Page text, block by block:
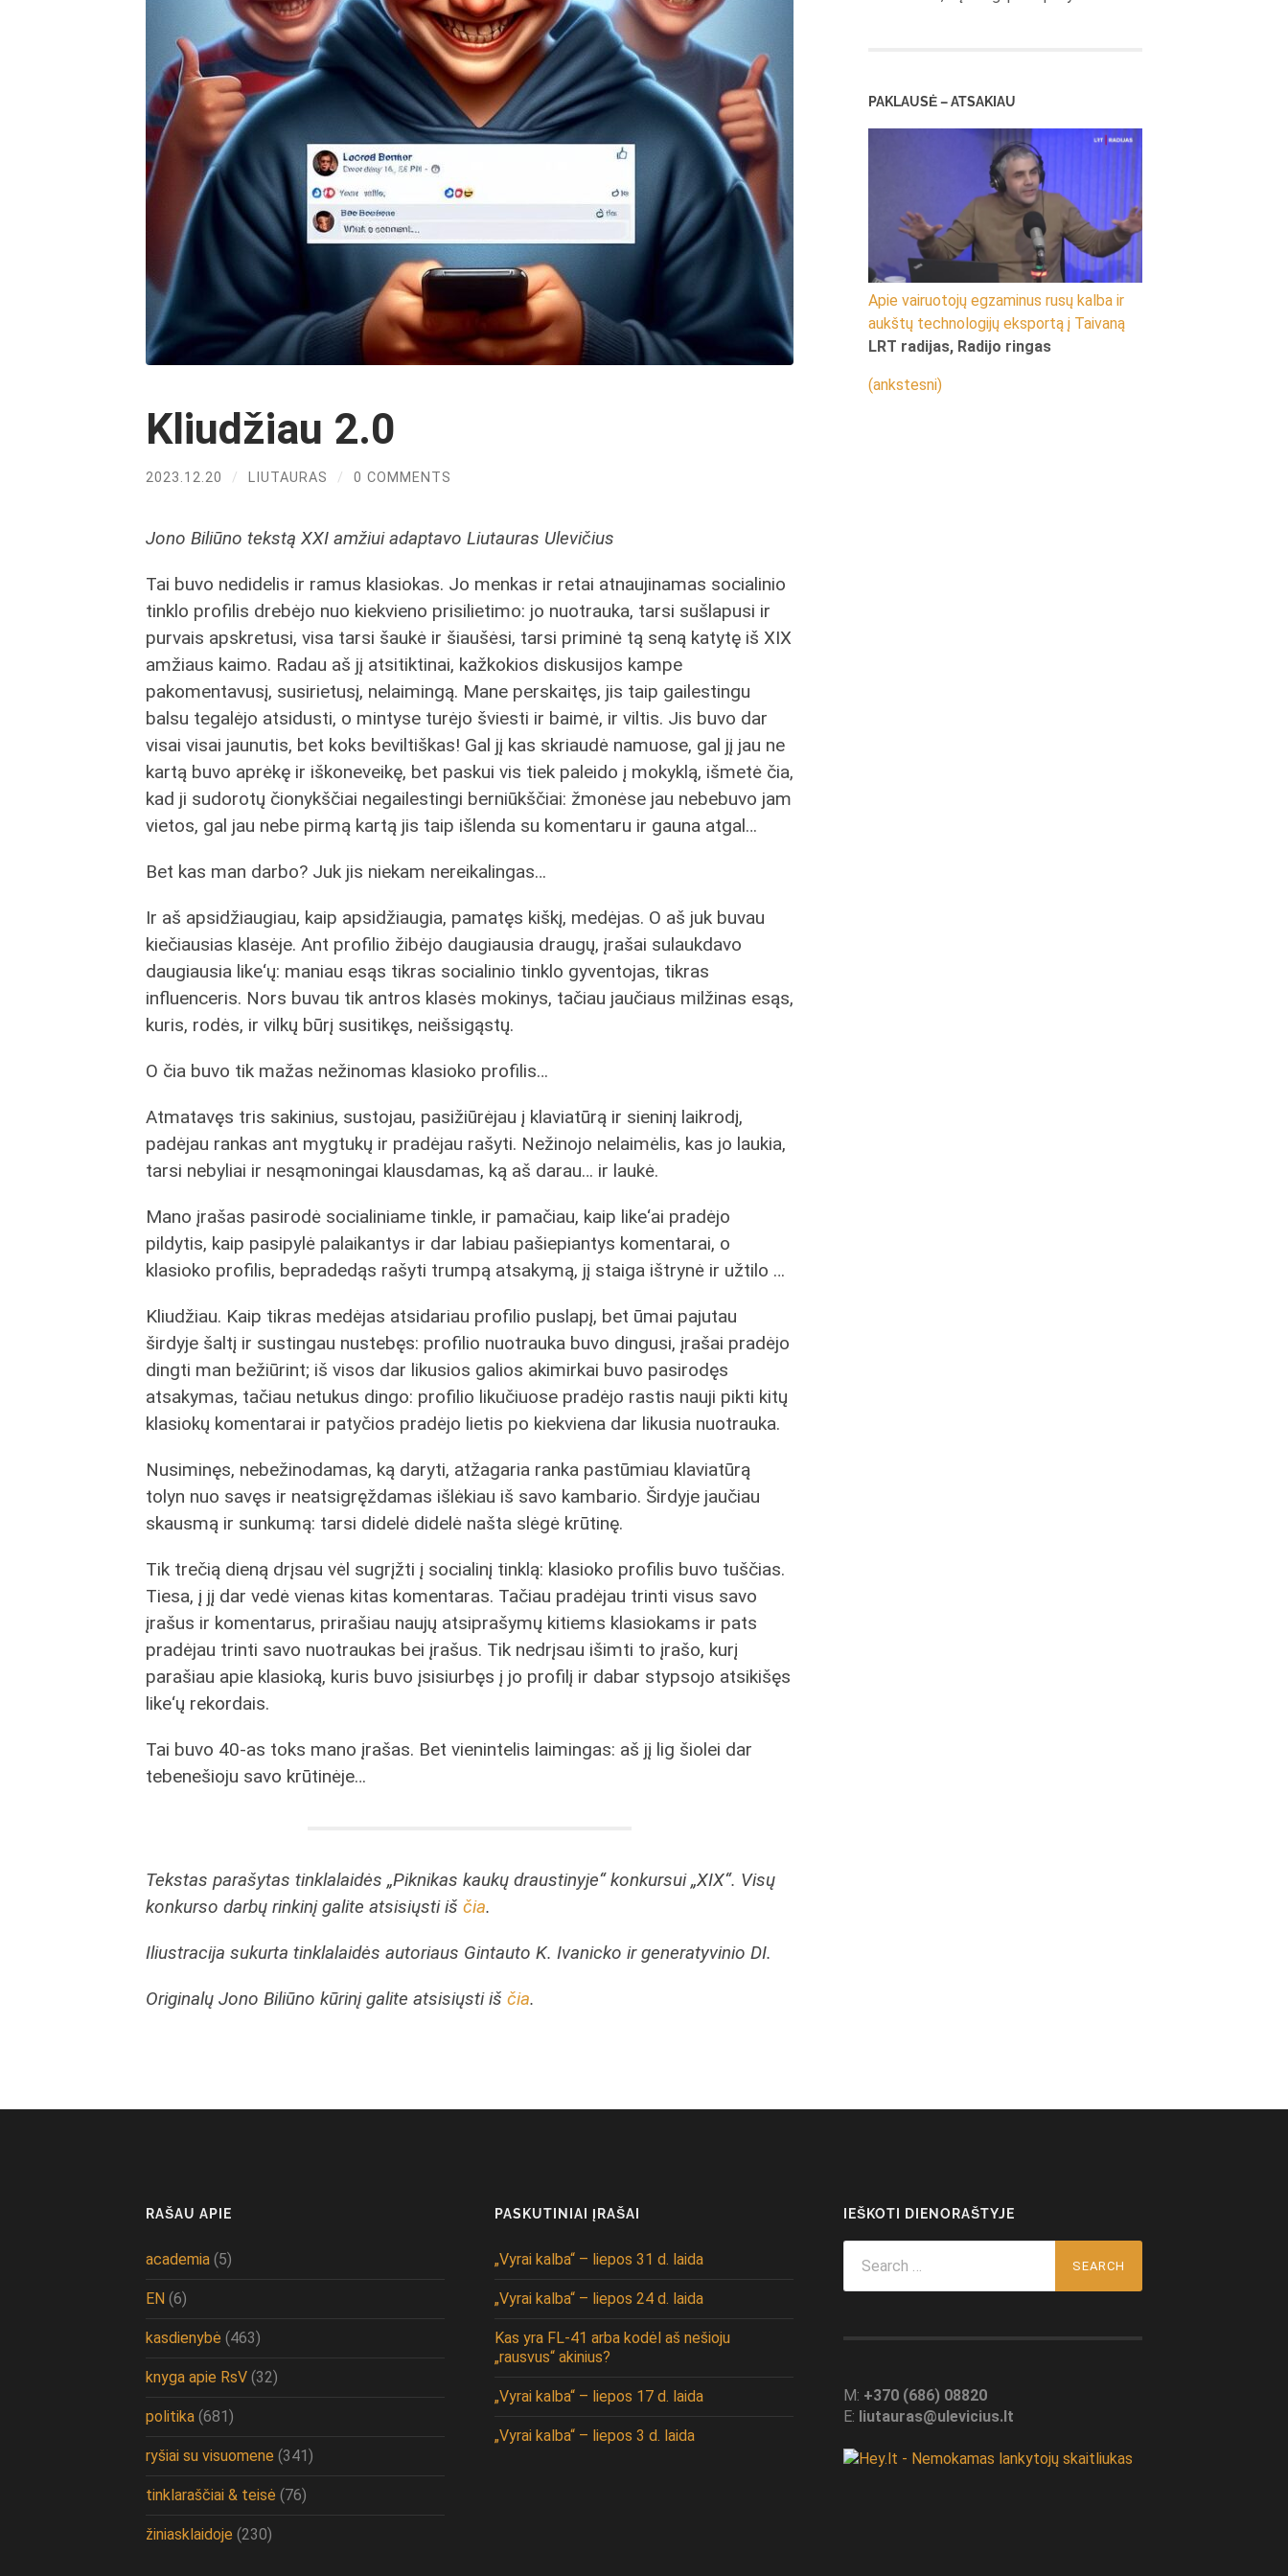
Kliudžiau 2.0
2023.12.20 / LIUTAURAS / 0 COMMENTS
Jono Biliūno tekstą XXI amžiui adaptavo Liutauras Ulevičius
Tai buvo nedidelis ir ramus klasiokas. Jo menkas ir retai atnaujinamas socialinio
tinklo profilis drebėjo nuo kiekvieno prisilietimo: jo nuotrauka, tarsi sušlapusi ir
purvais apskretusi, visa tarsi šaukė ir šiaušėsi, tarsi priminė tą seną katytę iš XIX
amžiaus kaimo. Radau aš jį atsitiktinai, kažkokios diskusijos kampe
pakomentavusį, susirietusį, nelaimingą. Mane perskaitęs, jis taip gailestingu
balsu tegalėjo atsidusti, o mintyse turėjo šviesti ir baimė, ir viltis. Jis buvo dar
visai visai jaunutis, bet koks beviltiškas! Gal jį kas skriaudė namuose, gal jį jau ne
kartą buvo aprėkę ir iškoneveikę, bet paskui vis tiek paleido į mokyklą, išmetė čia,
kad ji sudorotų čionykščiai negailestingi berniūkščiai: žmonėse jau nebebuvo jam
vietos, gal jau nebe pirmą kartą jis taip išlenda su komentaru ir gauna atgal…
Bet kas man darbo? Juk jis niekam nereikalingas…
Ir aš apsidžiaugiau, kaip apsidžiaugia, pamatęs kiškį, medėjas. O aš juk buvau
kiečiausias klasėje. Ant profilio žibėjo daugiausia draugų, įrašai sulaukdavo
daugiausia like‘ų: maniau esąs tikras socialinio tinklo gyventojas, tikras
influenceris. Nors buvau tik antros klasės mokinys, tačiau jaučiaus milžinas esąs,
kuris, rodės, ir vilkų būrį susitikęs, neišsigąstų.
O čia buvo tik mažas nežinomas klasioko profilis…
Atmatavęs tris sakinius, sustojau, pasižiūrėjau į klaviatūrą ir sieninį laikrodį,
padėjau rankas ant mygtukų ir pradėjau rašyti. Nežinojo nelaimėlis, kas jo laukia,
tarsi nebyliai ir nesąmoningai klausdamas, ką aš darau… ir laukė.
Mano įrašas pasirodė socialiniame tinkle, ir pamačiau, kaip like‘ai pradėjo
pildytis, kaip pasipylė palaikantys ir dar labiau pašiepiantys komentarai, o
klasioko profilis, bepradedąs rašyti trumpą atsakymą, jį staiga ištrynė ir užtilo …
Kliudžiau. Kaip tikras medėjas atsidariau profilio puslapį, bet ūmai pajutau
širdyje šaltį ir sustingau nustebęs: profilio nuotrauka buvo dingusi, įrašai pradėjo
dingti man bežiūrint; iš visos dar likusios galios akimirkai buvo pasirodęs
atsakymas, tačiau netukus dingo: profilio likučiuose pradėjo rastis nauji pikti kitų
klasiokų komentarai ir patyčios pradėjo lietis po kiekviena dar likusia nuotrauka.
Nusiminęs, nebežinodamas, ką daryti, atžagaria ranka pastūmiau klaviatūrą
tolyn nuo savęs ir neatsigręždamas išlėkiau iš savo kambario. Širdyje jaučiau
skausmą ir sunkumą: tarsi didelė didelė našta slėgė krūtinę.
Tik trečią dieną drįsau vėl sugrįžti į socialinį tinklą: klasioko profilis buvo tuščias.
Tiesa, į jį dar vedė vienas kitas komentaras. Tačiau pradėjau trinti visus savo
įrašus ir komentarus, prirašiau naujų atsiprašymų kitiems klasiokams ir pats
pradėjau trinti savo nuotraukas bei įrašus. Tik nedrįsau išimti to įrašo, kurį
parašiau apie klasioką, kuris buvo įsisiurbęs į jo profilį ir dabar stypsojo atsikišęs
like‘ų rekordais.
Tai buvo 40-as toks mano įrašas. Bet vienintelis laimingas: aš jį lig šiolei dar
tebenešioju savo krūtinėje…
Tekstas parašytas tinklalaidės „Piknikas kaukų draustinyje“ konkursui „XIX“. Visų
konkurso darbų rinkinį galite atsisiųsti iš čia.
Iliustracija sukurta tinklalaidės autoriaus Gintauto K. Ivanicko ir generatyvinio DI.
Originalų Jono Biliūno kūrinį galite atsisiųsti iš čia.
PAKLAUSĖ – ATSAKIAU
Apie vairuotojų egzaminus rusų kalba ir
aukštų technologijų eksportą į Taivaną
LRT radijas, Radijo ringas
(ankstesni)
RAŠAU APIE
academia (5)
EN (6)
kasdienybė (463)
knyga apie RsV (32)
politika (681)
ryšiai su visuomene (341)
tinklaraščiai & teisė (76)
žiniasklaidoje (230)
PASKUTINIAI ĮRAŠAI
„Vyrai kalba“ – liepos 31 d. laida
„Vyrai kalba“ – liepos 24 d. laida
Kas yra FL-41 arba kodėl aš nešioju
„rausvus“ akinius?
„Vyrai kalba“ – liepos 17 d. laida
„Vyrai kalba“ – liepos 3 d. laida
IEŠKOTI DIENORAŠTYJE
for:
M: +370 (686) 08820
E: liutauras@ulevicius.lt